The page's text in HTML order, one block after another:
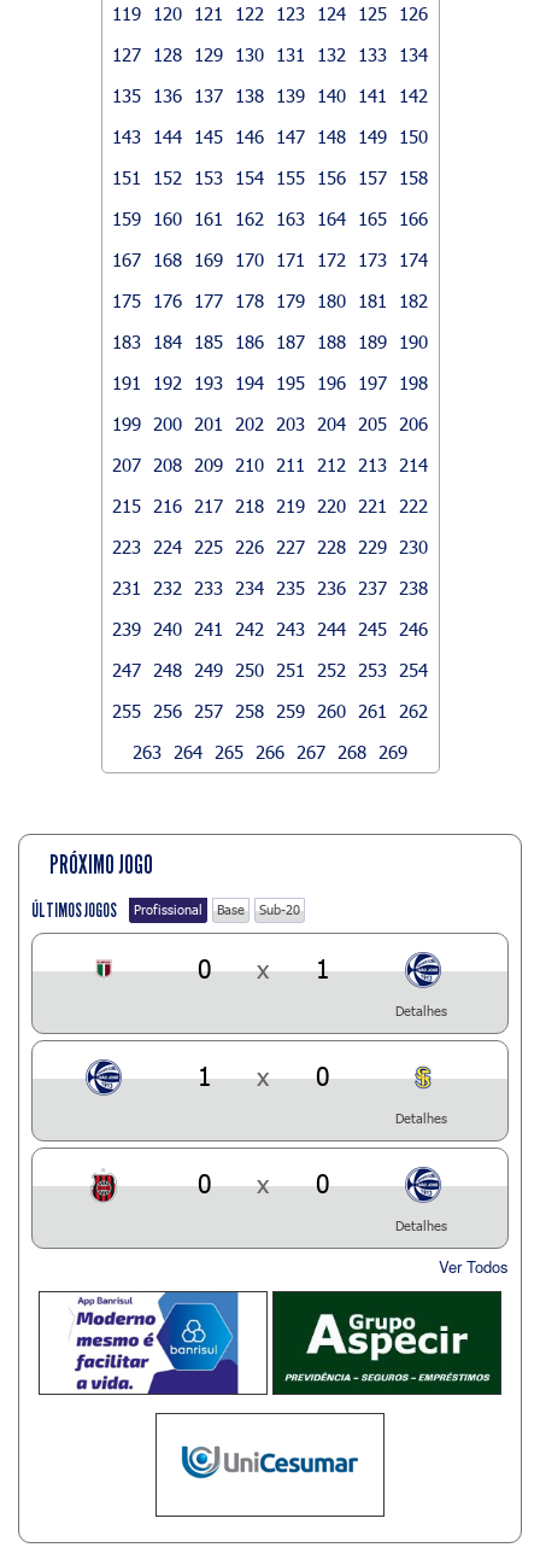
119
120 121 122 123 124 125
126
127
128 129 130 131 132 133
134
135
136 137 138 139 140 141
142
143
144 145 146 147 148 149
150
151
152 153 154 155 156 157
158
159
160 161 162 163 164 165
166
167
168 169 170 171 172 173
174
175
176 177 178 179 180 181
182
183
184 185 186 187 188 189
190
191
192 193 194 195 196 197
198
199
200 201 202 203 204 205
206
207
208 209 210 211 212 213
214
215
216 217 218 219 220 221
222
223
224 225 226 227 228 229
230
231
232 233 234 235 236 237
238
239
240 241 242 243 244 245
246
247
248 249 250 251 252 253
254
255
256 257 258 259 260 261
262
263
264 265 266 267 268 269
PRÓXIMO JOGO
ÚLTIMOS JOGOS Profissional Base Sub-20
0 x 1
Detalhes
1 x 0
Detalhes
0 x 0
Detalhes
Ver Todos